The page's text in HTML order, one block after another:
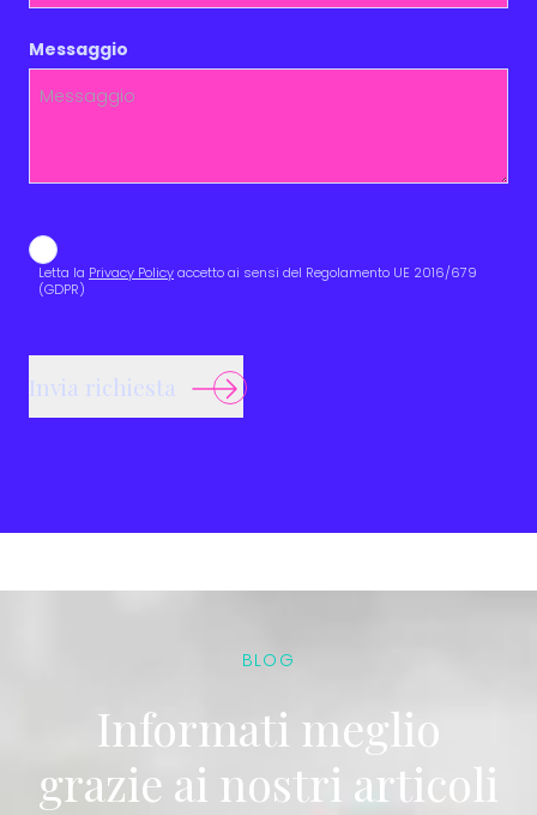
Messaggio
Protezione e gestione dati personali
Letta la Privacy Policyaccetto ai sensi del Regolamento UE 2016/679
(GDPR)
Invia richiesta
BLOG
Informati meglio
grazie ai nostri articoli